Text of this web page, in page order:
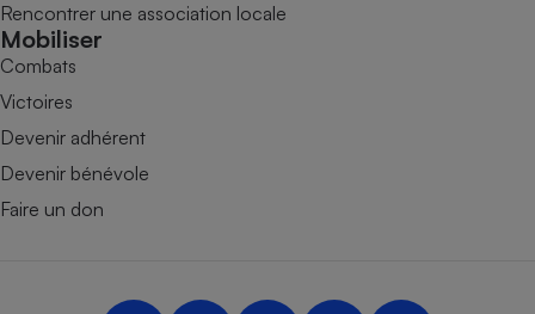
Rencontrer une association locale
Mobiliser
Combats
Victoires
Devenir adhérent
Devenir bénévole
Faire un don